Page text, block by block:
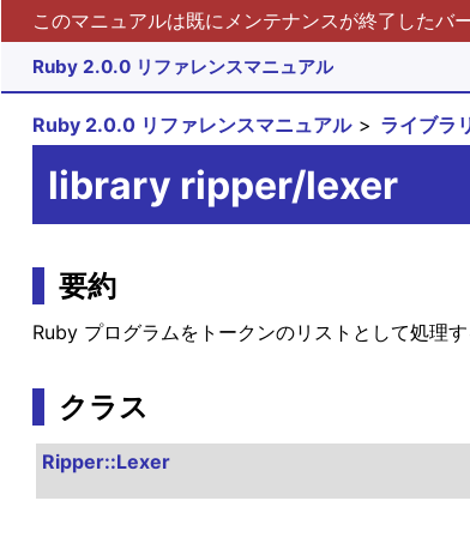
このマニュアルは既にメンテナンスが終了したバ
Ruby 2.0.0 リファレンスマニュアル
Ruby 2.0.0 リファレンスマニュアル ライブラ
library ripper/lexer
要約
Ruby プログラムをトークンのリストとして処理す
クラス
Ripper::Lexer